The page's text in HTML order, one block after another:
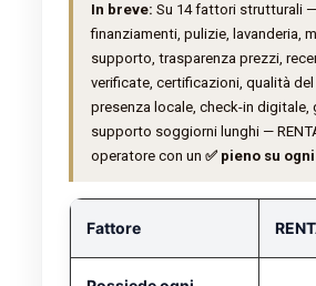
In breve: Su 14 fattori strutturali
finanziamenti, pulizie, lavanderia,
supporto, trasparenza prezzi,
verificate, certificazioni, qualità
presenza locale, check-in digitale,
supporto soggiorni lunghi —
operatore con un ✅ pieno su
Fattore